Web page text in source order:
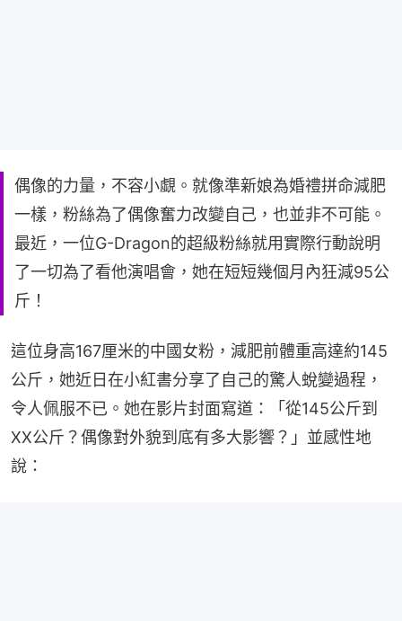
偶像的力量，不容小覷。就像準新娘為婚禮拼命減肥
一樣，粉絲為了偶像奮力改變自己，也並非不可能。
最近，一位G-Dragon的超級粉絲就用實際行動說明
了一切為了看他演唱會，她在短短幾個月內狂減95公
斤！
這位身高167厘米的中國女粉，減肥前體重高達約145
公斤，她近日在小紅書分享了自己的驚人蛻變過程，
令人佩服不已。她在影片封面寫道：「從145公斤到
XX公斤？偶像對外貌到底有多大影響？」並感性地
說：